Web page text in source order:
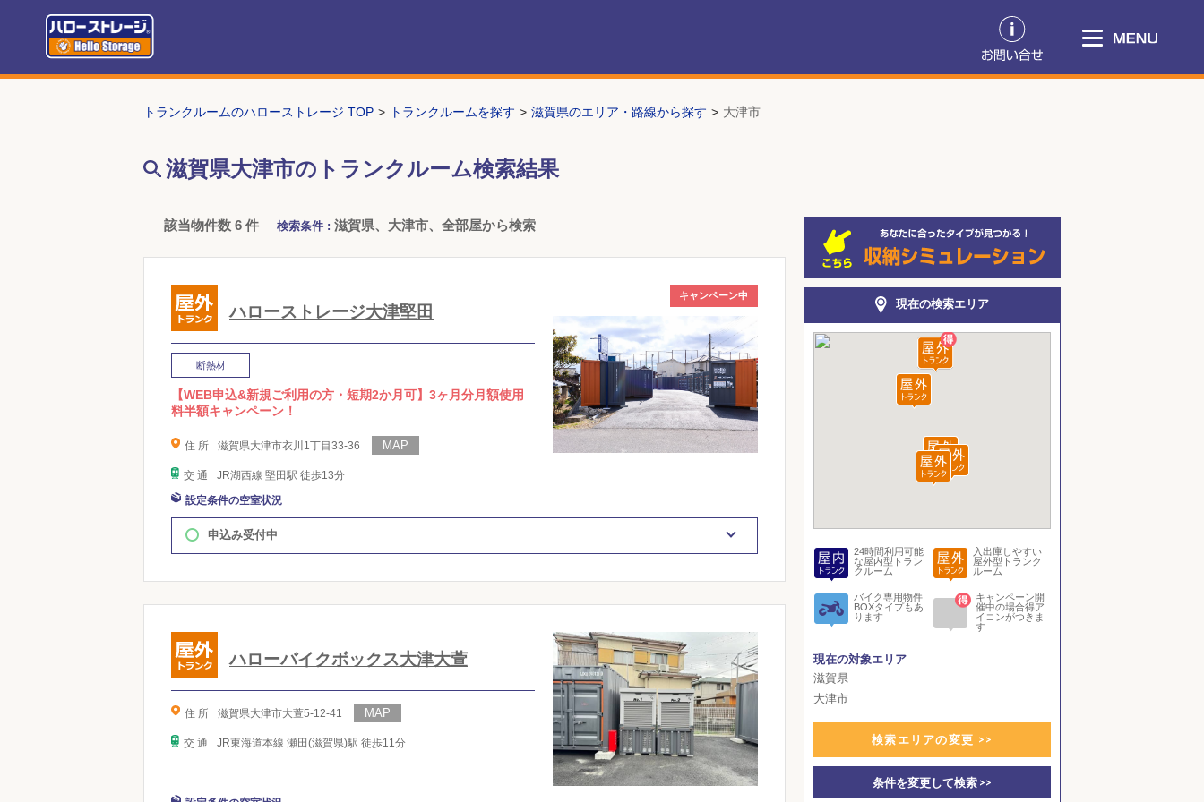
トランクルームのハローストレージ TOP トランクルームを探す 滋賀県のエリア・路線から探す 大津市
滋賀県大津市のトランクルーム検索結果
該当物件数 6 件 検索条件 :滋賀県、大津市、全部屋から検索
ハローストレージ大津堅田
断熱材
【WEB申込&新規ご利用の方・短期2か月可】3ヶ月分月額使用
料半額キャンペーン！
住 所 滋賀県大津市衣川1丁目33-36
交 通 JR湖西線 堅田駅 徒歩13分
キャンペーン中
設定条件の空室状況
申込み受付中
ハローバイクボックス大津大萱
住 所 滋賀県大津市大萱5-12-41
交 通 JR東海道本線 瀬田(滋賀県)駅 徒歩11分
現在の検索エリア
24時間利用可能
な屋内型トラン
クルーム
入出庫しやすい
屋外型トランク
ルーム
バイク専用物件
BOXタイプもあ
ります
キャンペーン開
催中の場合得ア
イコンがつきま
す
現在の対象エリア
滋賀県
大津市
検索エリアの変更 >>
条件を変更して検索 >>